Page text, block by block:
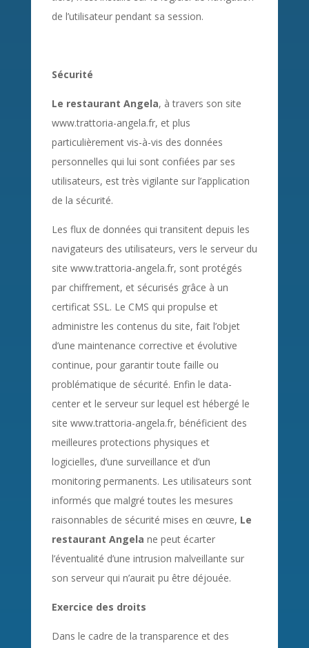
de l’utilisateur pendant sa session.
Sécurité
Le restaurant Angela, à travers son site
www.trattoria-angela.fr, et plus
particulièrement vis-à-vis des données
personnelles qui lui sont confiées par ses
utilisateurs, est très vigilante sur l’application
de la sécurité.
Les flux de données qui transitent depuis les
navigateurs des utilisateurs, vers le serveur du
site www.trattoria-angela.fr, sont protégés
par chiffrement, et sécurisés grâce à un
certificat SSL. Le CMS qui propulse et
administre les contenus du site, fait l’objet
d’une maintenance corrective et évolutive
continue, pour garantir toute faille ou
problématique de sécurité. Enfin le data-
center et le serveur sur lequel est hébergé le
site www.trattoria-angela.fr, bénéficient des
meilleures protections physiques et
logicielles, d’une surveillance et d’un
monitoring permanents. Les utilisateurs sont
informés que malgré toutes les mesures
raisonnables de sécurité mises en œuvre, Le
restaurant Angela ne peut écarter
l’éventualité d’une intrusion malveillante sur
son serveur qui n’aurait pu être déjouée.
Exercice des droits
Dans le cadre de la transparence et des